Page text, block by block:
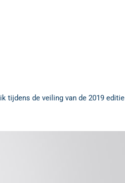
tijdens de veiling van de 2019 editie